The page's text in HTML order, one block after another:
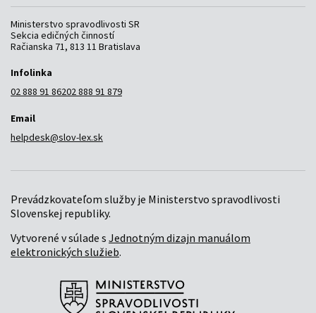
Ministerstvo spravodlivosti SR
Sekcia edičných činností
Račianska 71, 813 11 Bratislava
Infolinka
02 888 91 86202 888 91 879
Email
helpdesk@slov-lex.sk
Prevádzkovateľom služby je Ministerstvo spravodlivosti
Slovenskej republiky.
Vytvorené v súlade s Jednotným dizajn manuálom
elektronických služieb.